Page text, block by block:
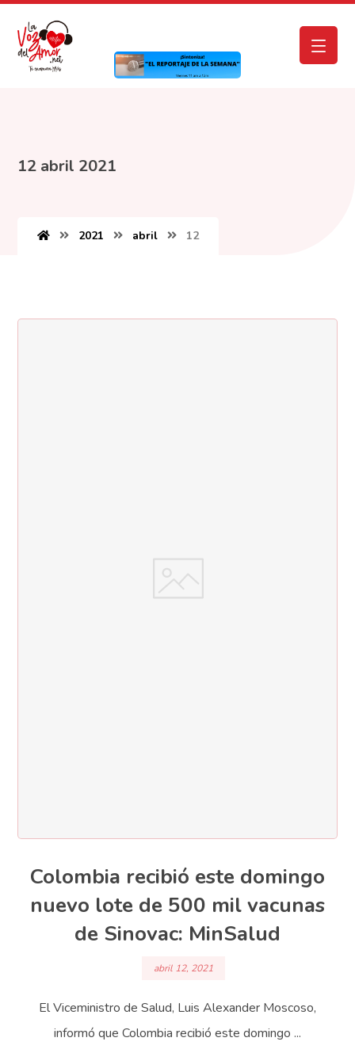
12 abril 2021
2021 abril 12
Colombia recibió este domingo
nuevo lote de 500 mil vacunas
de Sinovac: MinSalud
abril 12, 2021
El Viceministro de Salud, Luis Alexander Moscoso,
informó que Colombia recibió este domingo ...